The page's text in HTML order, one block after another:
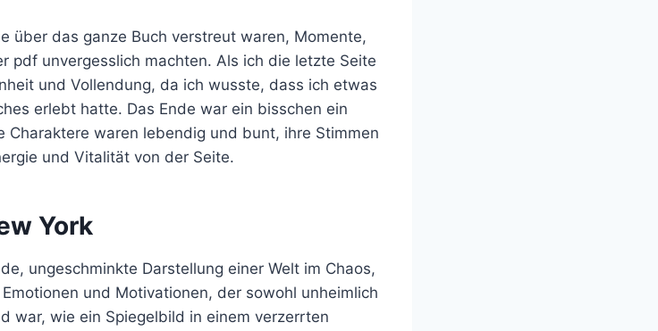
über das ganze Buch verstreut waren, Momente,
pdf unvergesslich machten. Als ich die letzte Seite
und Vollendung, da ich wusste, dass ich etwas
erlebt hatte. Das Ende war ein bisschen ein
Charaktere waren lebendig und bunt, ihre Stimmen
und Vitalität von der Seite.
York
ungeschminkte Darstellung einer Welt im Chaos,
und Motivationen, der sowohl unheimlich
war, wie ein Spiegelbild in einem verzerrten